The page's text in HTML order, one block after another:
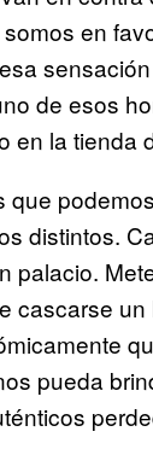
en
de esos
en la tienda
que
distintos.
palacio.
cascarse
pueda